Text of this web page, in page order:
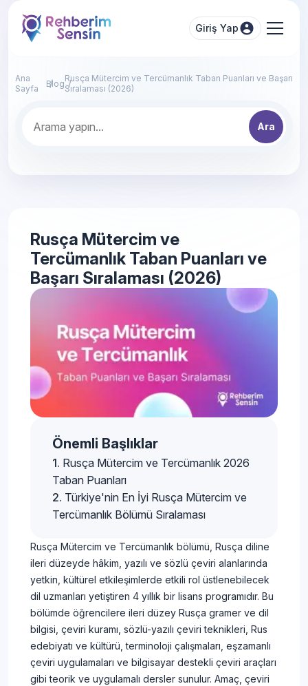
Giriş Yap
Ana
Sayfa
BlogRusça Mütercim ve Tercümanlık Taban Puanları ve Başarı
Sıralaması (2026)
Ara
Rusça Mütercim ve
Tercümanlık Taban Puanları ve
Başarı Sıralaması (2026)
Önemli Başlıklar
Rusça Mütercim ve Tercümanlık 2026
Taban Puanları
Türkiye'nin En İyi Rusça Mütercim ve
Tercümanlık Bölümü Sıralaması
Rusça Mütercim ve Tercümanlık bölümü, Rusça diline
ileri düzeyde hâkim, yazılı ve sözlü çeviri alanlarında
yetkin, kültürel etkileşimlerde etkili rol üstlenebilecek
dil uzmanları yetiştiren 4 yıllık bir lisans programıdır. Bu
bölümde öğrencilere ileri düzey Rusça gramer ve dil
bilgisi, çeviri kuramı, sözlü-yazılı çeviri teknikleri, Rus
edebiyatı ve kültürü, terminoloji çalışmaları, eşzamanlı
çeviri uygulamaları ve bilgisayar destekli çeviri araçları
gibi teorik ve uygulamalı dersler sunulur. Amaç, çeviri